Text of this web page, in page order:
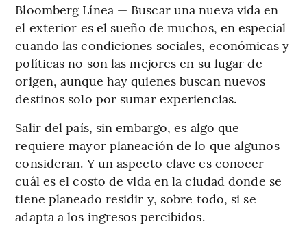
Bloomberg Línea — Buscar una nueva vida en
el exterior es el sueño de muchos, en especial
cuando las condiciones sociales, económicas y
políticas no son las mejores en su lugar de
origen, aunque hay quienes buscan nuevos
destinos solo por sumar experiencias.
Salir del país, sin embargo, es algo que
requiere mayor planeación de lo que algunos
consideran. Y un aspecto clave es conocer
cuál es el costo de vida en la ciudad donde se
tiene planeado residir y, sobre todo, si se
adapta a los ingresos percibidos.